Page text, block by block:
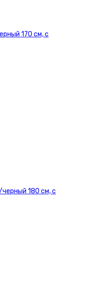
170 см, с
180 см, с